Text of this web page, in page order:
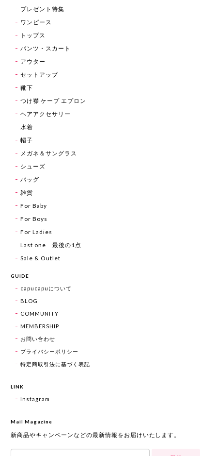
プレゼント特集
ワンピース
トップス
パンツ・スカート
アウター
セットアップ
靴下
つけ襟 ケープ エプロン
ヘアアクセサリー
水着
帽子
メガネ＆サングラス
シューズ
バッグ
雑貨
For Baby
For Boys
For Ladies
Last one 最後の1点
Sale & Outlet
GUIDE
capucapuについて
BLOG
COMMUNITY
MEMBERSHIP
お問い合わせ
プライバシーポリシー
特定商取引法に基づく表記
LINK
Instagram
Mail Magazine
新商品やキャンペーンなどの最新情報をお届けいたします。